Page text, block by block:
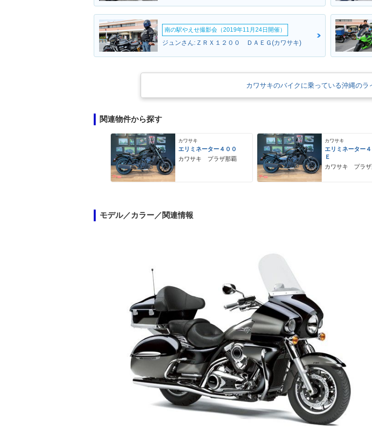
南の駅やえせ撮影会（2019年11月24日開催）
ジュンさん:ＺＲＸ１２００ ＤＡＥＧ(カワサキ)
カワサキのバイクに乗っている沖縄のラ
関連物件から探す
カワサキ
エリミネーター４００
カワサキ プラザ那覇
カワサキ
エリミネーター
Ｅ
カワサキ プラザ
モデル／カラー／関連情報